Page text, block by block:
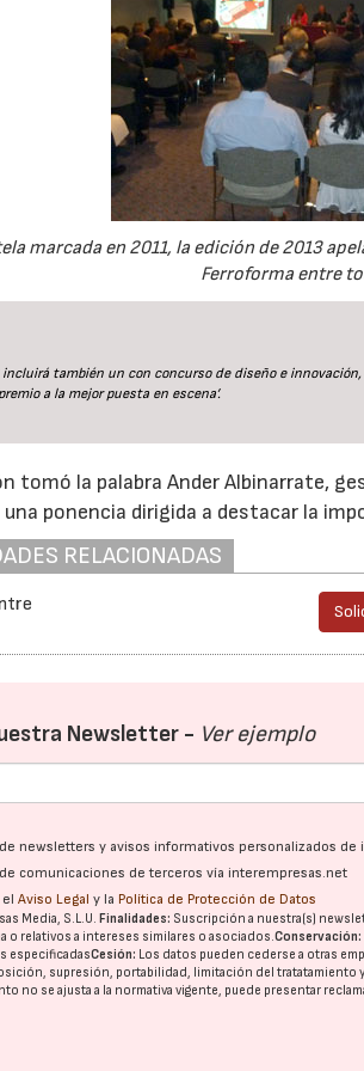
marcada en 2011, la edición de 2013
Ferroforma entre
también un con concurso de diseño e
a la mejor puesta en escena’.
tomó la palabra Ander Albinarrate,
ponencia dirigida a destacar la
RELACIONADAS
Newsletter - Ver ejemplo
newsletters y avisos informativos personalizados de
comunicaciones de terceros vía interempresas.net
elAviso Legal y la Política de Protección de Datos
Media, S.L.U. Finalidades: Suscripción a nuestra(s)
o relativos a intereses similares o asociados.Conservación:
especificadasCesión: Los datos pueden cederse a otras
supresión, portabilidad, limitación del tratatamiento
no se ajusta a la normativa vigente, puede presentar